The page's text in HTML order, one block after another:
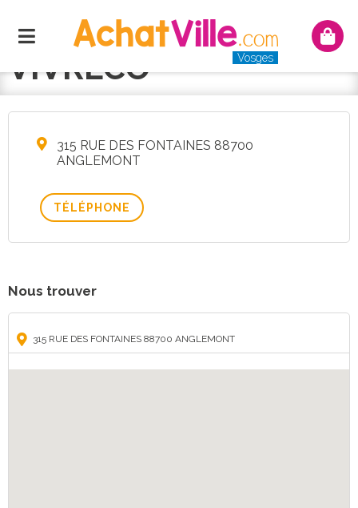
Menu
Vosges
Mon
panier
VIVRECO
315 RUE DES FONTAINES 88700
ANGLEMONT
TÉLÉPHONE
Nous trouver
315 RUE DES FONTAINES 88700 ANGLEMONT